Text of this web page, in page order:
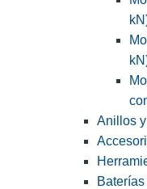
Anillos